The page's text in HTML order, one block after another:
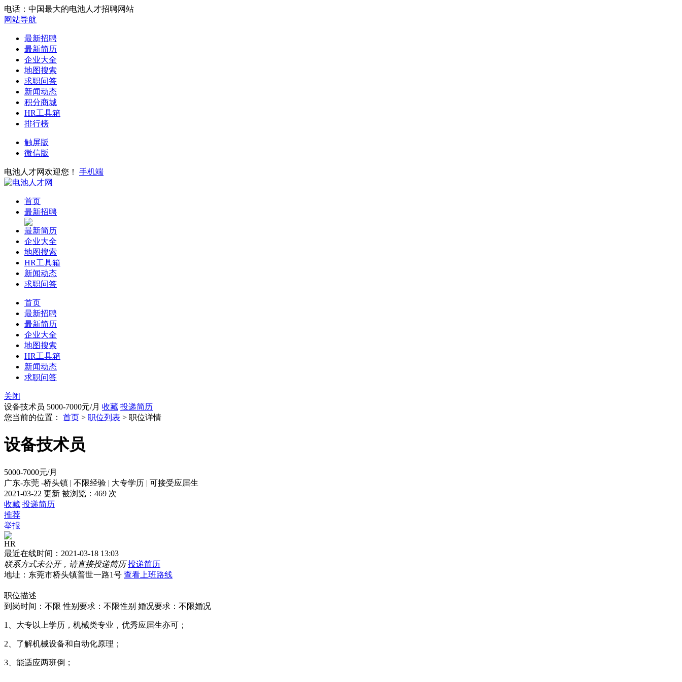
电话：中国最大的电池人才招聘网站
网站导航
最新招聘
最新简历
企业大全
地图搜索
求职问答
新闻动态
积分商城
HR工具箱
排行榜
触屏版
微信版
电池人才网欢迎您！ 手机端
首页
最新招聘
最新简历
企业大全
地图搜索
HR工具箱
新闻动态
求职问答
首页
最新招聘
最新简历
企业大全
地图搜索
HR工具箱
新闻动态
求职问答
关闭
设备技术员 5000-7000元/月 收藏 投递简历
您当前的位置： 首页 > 职位列表 > 职位详情
设备技术员
5000-7000元/月
广东-东莞 -桥头镇 | 不限经验 | 大专学历 | 可接受应届生
2021-03-22 更新 被浏览： 469 次
收藏 投递简历
推荐
举报
HR
最近在线时间：2021-03-18 13:03
联系方式未公开，请直接投递简历 投递简历
地址：东莞市桥头镇普世一路1号 查看上班路线
职位描述
到岗时间：不限 性别要求：不限性别 婚况要求：不限婚况
1、大专以上学历，机械类专业，优秀应届生亦可；
2、了解机械设备和自动化原理；
3、能适应两班倒；